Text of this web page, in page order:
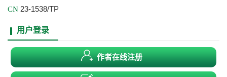
CN 23-1538/TP
用户登录
作者在线注册